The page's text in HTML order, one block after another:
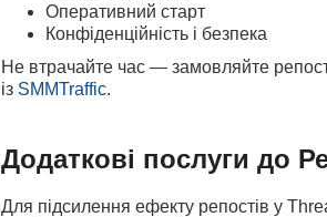
Оперативний старт
Конфіденційність і безпека
Не втрачайте час — замовляйте
із SMMTraffic.
Додаткові послуги до
Для підсилення ефекту репостів у